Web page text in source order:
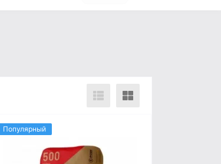
Популярный